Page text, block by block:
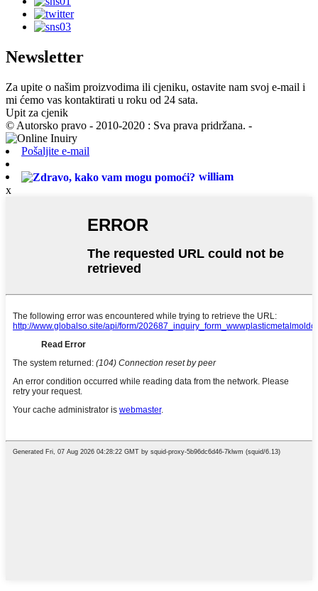
Newsletter
Za upite o našim proizvodima ili cjeniku, ostavite nam svoj e-mail i
mi ćemo vas kontaktirati u roku od 24 sata.
Upit za cjenik
© Autorsko pravo - 2010-2020 : Sva prava pridržana. -
Pošaljite e-mail
william
x